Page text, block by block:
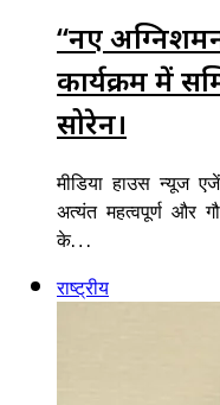
“नए
कार्यक्रम में
सोरेन।
मीडिया हाउस न्यूज
अत्यंत महत्वपूर्ण और
के…
राष्ट्रीय